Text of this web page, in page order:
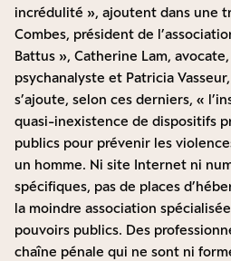
incrédulité », ajoutent dans une
Combes, président de
Battus », Catherine Lam,
psychanalyste et Patricia
s’ajoute, selon ces derniers, «
quasi-inexistence de dispositifs
publics pour prévenir les
un homme. Ni site Internet ni
spécifiques, pas de places
la moindre association
pouvoirs publics. Des
chaîne pénale qui ne sont ni